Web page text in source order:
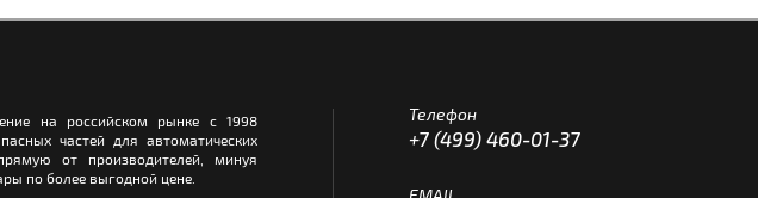
на российском рынке с 1998
частей для автоматических
от производителей, минуя
по более выгодной цене.
Телефон
+7 (499) 460-01-37